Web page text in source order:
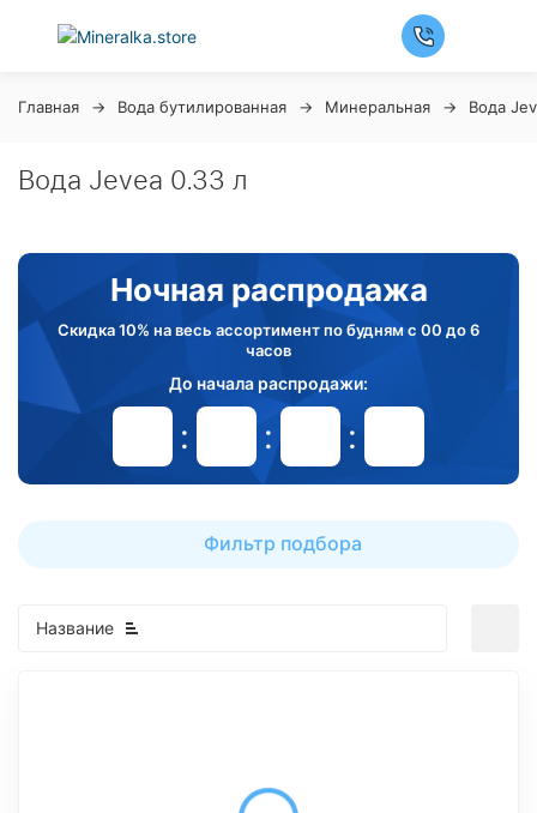
Главная Вода бутилированная Минеральная Вода
Вода Jevea 0.33 л
Ночная распродажа
Скидка 10% на весь ассортимент по будням с 00 до 6
часов
До начала распродажи:
Фильтр подбора
Название